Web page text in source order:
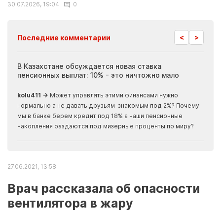
30.07.2026, 19:04
0
Последние комментарии < >
В Казахстане обсуждается новая ставка
пенсионных выплат: 10% - это ничтожно мало
kolu411 → Может управлять этими финансами нужно
нормально а не давать друзьям-знакомым под 2%? Почему
мы в банке берем кредит под 18% а наши пенсионные
накопления раздаются под мизерные проценты по миру?
27.06.2021, 13:58
Врач рассказала об опасности
вентилятора в жару